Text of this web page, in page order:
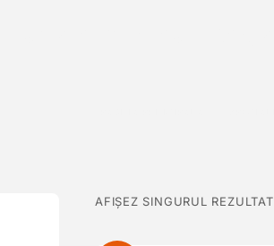
AFIȘEZ SINGURUL REZULTAT